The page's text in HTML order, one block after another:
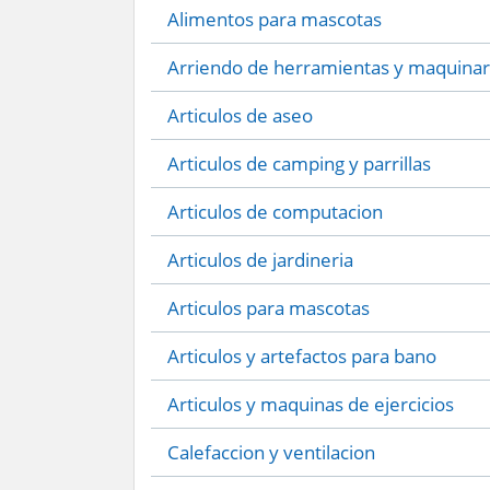
Alimentos para mascotas
Arriendo de herramientas y
Articulos de aseo
Articulos de camping y parrillas
Articulos de computacion
Articulos de jardineria
Articulos para mascotas
Articulos y artefactos para bano
Articulos y maquinas de ejercicios
Calefaccion y ventilacion